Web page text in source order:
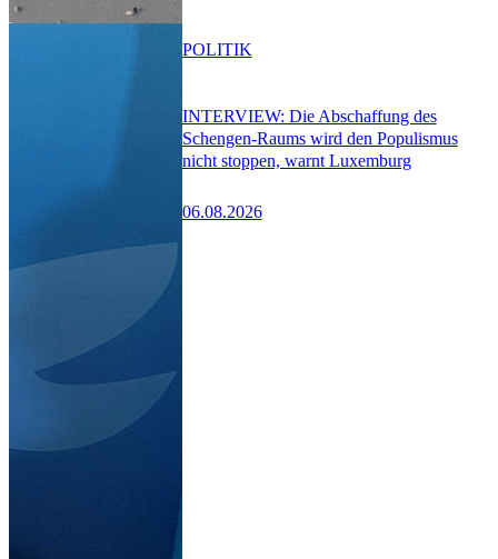
INTERVIEW: Die Abschaffung des
Schengen-Raums wird den Populismus
nicht stoppen, warnt Luxemburg
06.08.2026
POLITIK